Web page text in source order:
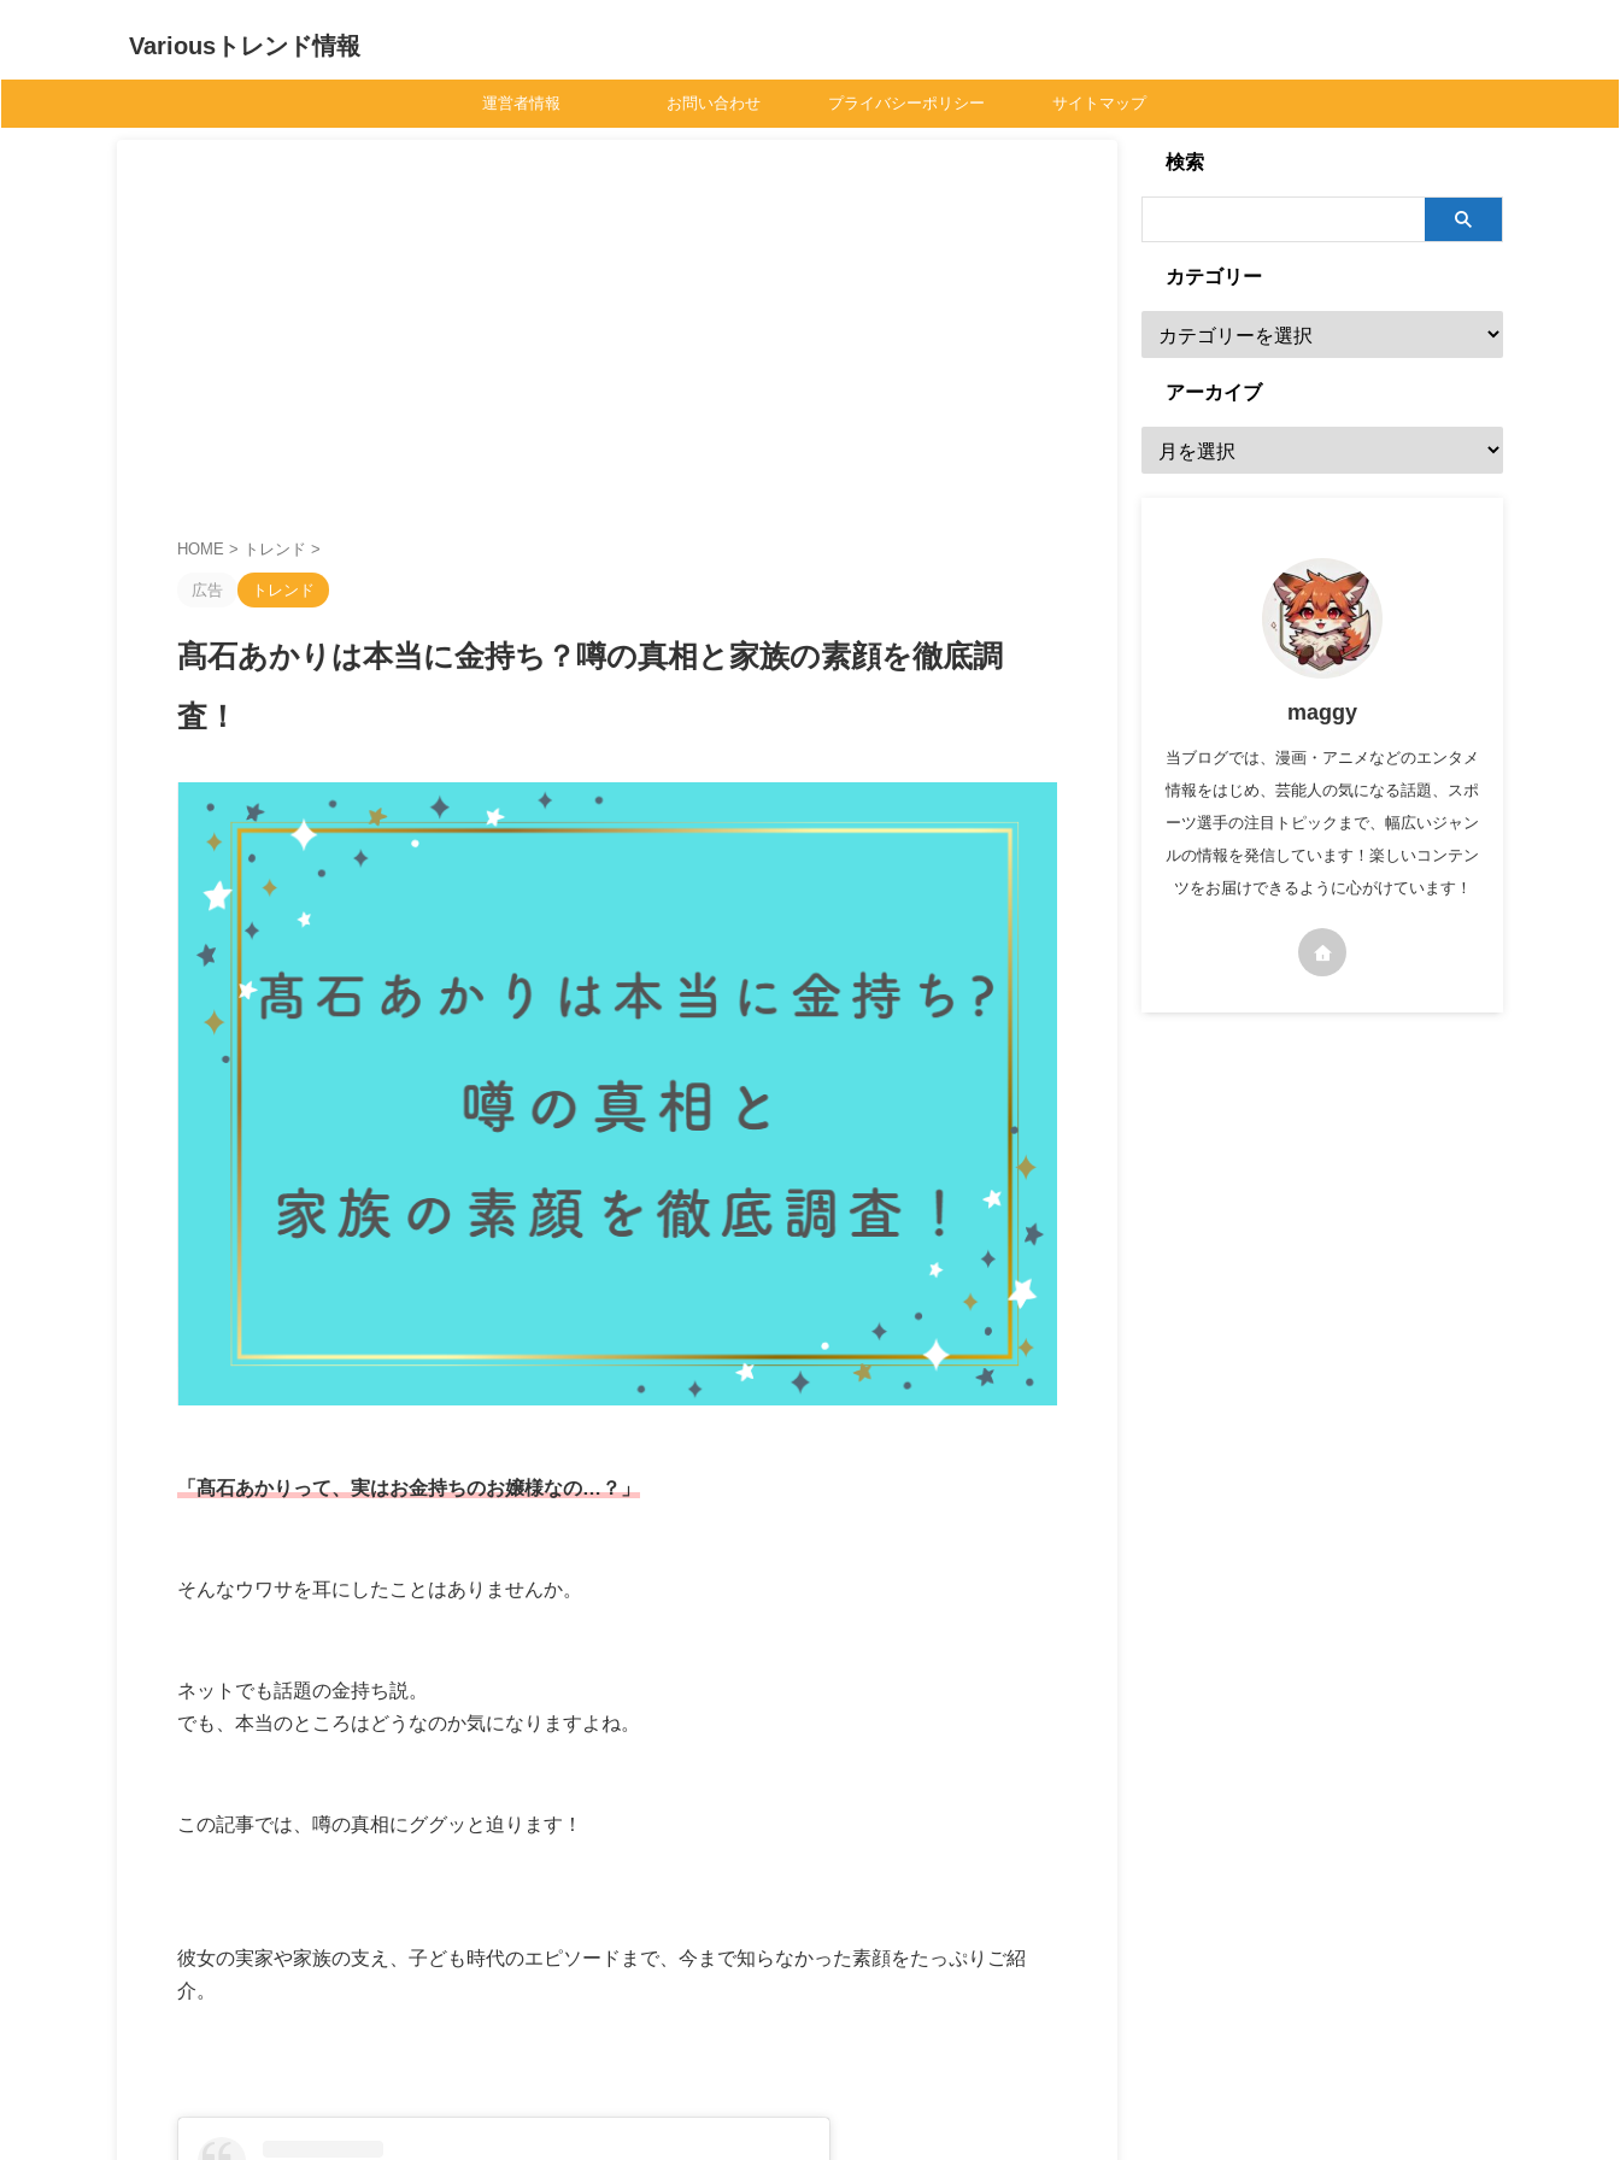
Variousトレンド情報
運営者情報 お問い合わせ プライバシーポリシー サイトマップ
HOME > トレンド >
広告 トレンド
髙石あかりは本当に金持ち？噂の真相と家族の素顔を徹底調
査！
「髙石あかりって、実はお金持ちのお嬢様なの…？」
そんなウワサを耳にしたことはありませんか。
ネットでも話題の金持ち説。
でも、本当のところはどうなのか気になりますよね。
この記事では、噂の真相にググッと迫ります！
彼女の実家や家族の支え、子ども時代のエピソードまで、今まで知らなかった素顔をたっぷりご紹
介。
検索
カテゴリー
アーカイブ
maggy
当ブログでは、漫画・アニメなどのエンタメ
情報をはじめ、芸能人の気になる話題、スポ
ーツ選手の注目トピックまで、幅広いジャン
ルの情報を発信しています！楽しいコンテン
ツをお届けできるように心がけています！